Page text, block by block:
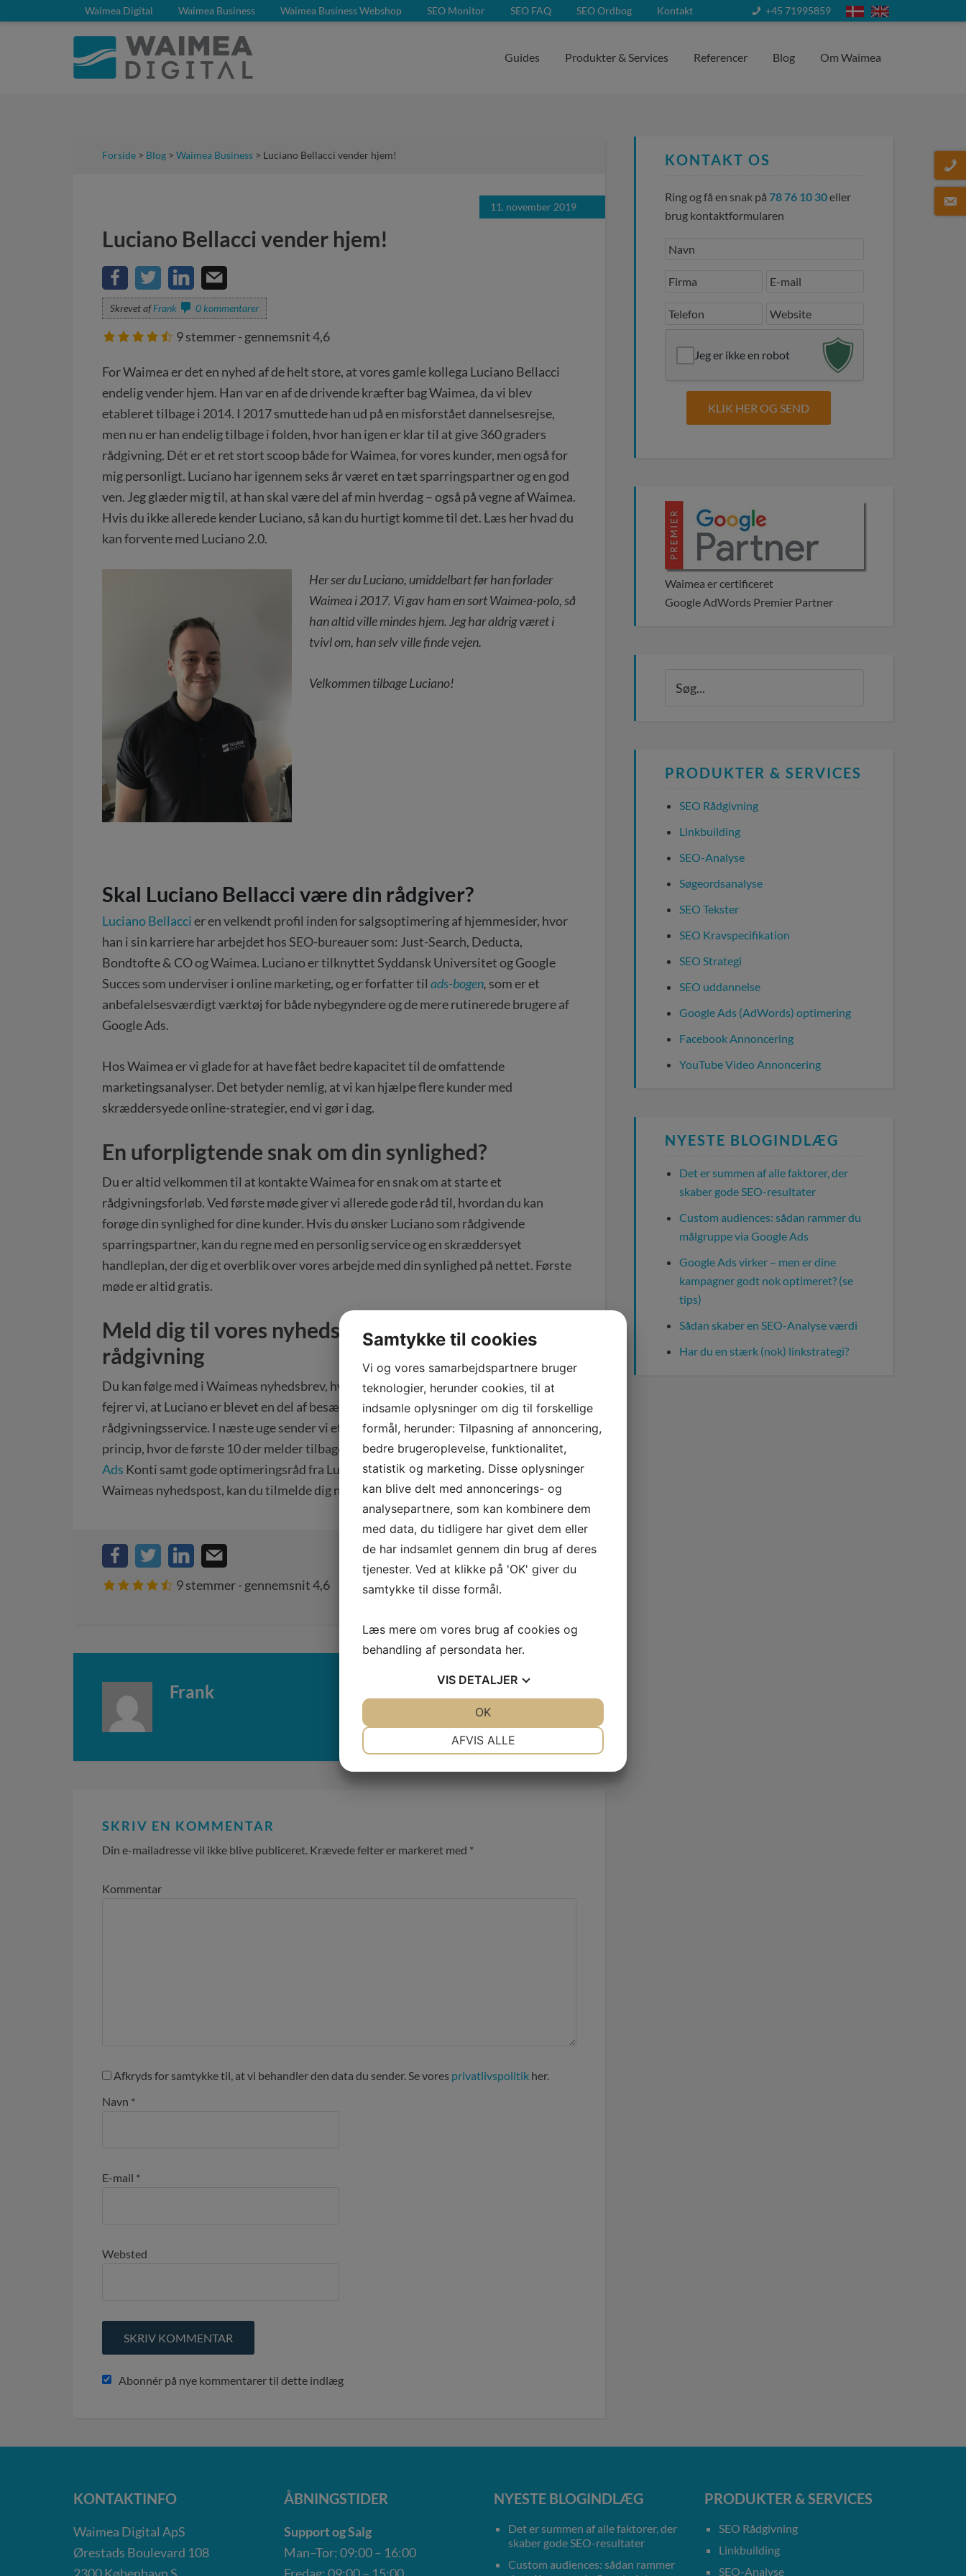
Waimea Digital Waimea Business Waimea Business Webshop SEO Monitor SEO FAQ SEO Ordbog Kontakt +45 71995859
Guides Produkter & Services Referencer Blog Om Waimea
Forside > Blog > Waimea Business > Luciano Bellacci vender hjem!
11. november 2019
Luciano Bellacci vender hjem!
Skrevet afFrank 0 kommentarer
9stemmer - gennemsnit4,6
For Waimea er det en nyhed af de helt store, at vores gamle kollega Luciano Bellacci
endelig vender hjem. Han var en af de drivende kræfter bag Waimea, da vi blev
etableret tilbage i 2014. I 2017 smuttede han ud på en misforstået dannelsesrejse,
men nu er han endelig tilbage i folden, hvor han igen er klar til at give 360 graders
rådgivning. Dét er et ret stort scoop både for Waimea, for vores kunder, men også for
mig personligt. Luciano har igennem seks år været en tæt sparringspartner og en god
ven. Jeg glæder mig til, at han skal være del af min hverdag – også på vegne af Waimea.
Hvis du ikke allerede kender Luciano, så kan du hurtigt komme til det. Læs her hvad du
kan forvente med Luciano 2.0.
Her ser du Luciano, umiddelbart før han forlader
Waimea i 2017. Vi gav ham en sort Waimea-polo, så
han altid ville mindes hjem. Jeg har aldrig været i
tvivl om, han selv ville finde vejen.
Velkommen tilbage Luciano!
Skal Luciano Bellacci være din rådgiver?
Luciano Bellaccier en velkendt profil inden for salgsoptimering af hjemmesider, hvor
han i sin karriere har arbejdet hos SEO-bureauer som: Just-Search, Deducta,
Bondtofte & CO og Waimea. Luciano er tilknyttet Syddansk Universitet og Google
Succes som underviser i online marketing, og er forfatter til ads-bogen, som er et
anbefalelsesværdigt værktøj for både nybegyndere og de mere rutinerede brugere af
Google Ads.
Hos Waimea er vi glade for at have fået bedre kapacitet til de omfattende
marketingsanalyser. Det betyder nemlig, at vi kan hjælpe flere kunder med
skræddersyede online-strategier, end vi gør i dag.
En uforpligtende snak om din synlighed?
Du er altid velkommen til at kontakte Waimea for en snak om at starte et
rådgivningsforløb. Ved første møde giver vi allerede gode råd til, hvordan du kan
forøge din synlighed for dine kunder. Hvis du ønsker Luciano som rådgivende
sparringspartner, kan du regne med en personlig service og en skræddersyet
handleplan, der dig et overblik over vores arbejde med din synlighed på nettet. Første
møde er altid gratis.
Meld dig til vores nyhedsbrev og få gratis
rådgivning
Du kan følge med i Waimeas nyhedsbrev, hvor der kan være gode tilbud at hente. Nu
fejrer vi, at Luciano er blevet en del af besætningen igen, så vi kan udvide på vores
rådgivningsservice. I næste uge sender vi et nyhedsbrev ud med et først-til-mølle-
princip, hvor de første 10 der melder tilbage får en gratis gennemgang af sineGoogle
Ads Konti samt gode optimeringsråd fra Luciano. Hvis du ønsker at melde dig til
Waimeas nyhedspost, kan du tilmelde dig nederst her i indlægget.
Kategori(er):Waimea Business
9stemmer - gennemsnit4,6
Frank
SKRIV EN KOMMENTAR
Din e-mailadresse vil ikke blive publiceret. Krævede felter er markeret med *
Kommentar
Afkryds for samtykke til, at vi behandler den data du sender. Se vores privatlivspolitik her.
Navn *
E-mail *
Websted
Abonnér på nye kommentarer til dette indlæg
KONTAKT OS
Ring og få en snak på 78 76 10 30eller
brug kontaktformularen
Jeg er ikke en robot
Waimea er certificeret
Google AdWords Premier Partner
PRODUKTER & SERVICES
SEO Rådgivning
Linkbuilding
SEO-Analyse
Søgeordsanalyse
SEO Tekster
SEO Kravspecifikation
SEO Strategi
SEO uddannelse
Google Ads (AdWords) optimering
Facebook Annoncering
YouTube Video Annoncering
NYESTE BLOGINDLÆG
Det er summen af alle faktorer, der
skaber gode SEO-resultater
Custom audiences: sådan rammer du
målgruppe via Google Ads
Google Ads virker – men er dine
kampagner godt nok optimeret? (se
tips)
Sådan skaber en SEO-Analyse værdi
Har du en stærk (nok) linkstrategi?
KONTAKTINFO
Waimea Digital ApS
Ørestads Boulevard 108
ÅBNINGSTIDER
Support og Salg
Man–Tor: 09:00 – 16:00
NYESTE BLOGINDLÆG
Det er summen af alle faktorer, der
skaber gode SEO-resultater
Custom audiences: sådan rammer
PRODUKTER & SERVICES
SEO Rådgivning
Linkbuilding
SEO-Analyse
Samtykke til cookies
Vi og vores samarbejdspartnere bruger
teknologier, herunder cookies, til at
indsamle oplysninger om dig til forskellige
formål, herunder: Tilpasning af annoncering,
bedre brugeroplevelse, funktionalitet,
statistik og marketing. Disse oplysninger
kan blive delt med annoncerings- og
analysepartnere, som kan kombinere dem
med data, du tidligere har givet dem eller
de har indsamlet gennem din brug af deres
tjenester. Ved at klikke på 'OK' giver du
samtykke til disse formål.
Læs mere om vores brug af cookies og
behandling af persondata her.
VIS DETALJER
AFVIS ALLE
OK